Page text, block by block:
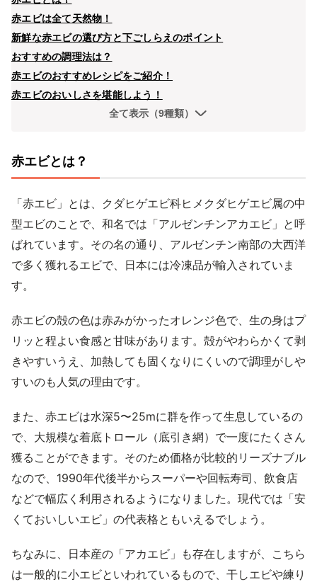
赤エビは全て天然物！
新鮮な赤エビの選び方と下ごしらえのポイント
おすすめの調理法は？
赤エビのおすすめレシピをご紹介！
赤エビのおいしさを堪能しよう！
全て表示（9種類）
赤エビとは？
「赤エビ」とは、クダヒゲエビ科ヒメクダヒゲエビ属の中
型エビのことで、和名では「アルゼンチンアカエビ」と呼
ばれています。その名の通り、アルゼンチン南部の大西洋
で多く獲れるエビで、日本には冷凍品が輸入されていま
す。
赤エビの殻の色は赤みがかったオレンジ色で、生の身はプ
リッと程よい食感と甘味があります。殻がやわらかくて剥
きやすいうえ、加熱しても固くなりにくいので調理がしや
すいのも人気の理由です。
また、赤エビは水深5〜25mに群を作って生息しているの
で、大規模な着底トロール（底引き網）で一度にたくさん
獲ることができます。そのため価格が比較的リーズナブル
なので、1990年代後半からスーパーや回転寿司、飲食店
などで幅広く利用されるようになりました。現代では「安
くておいしいエビ」の代表格ともいえるでしょう。
ちなみに、日本産の「アカエビ」も存在しますが、こちら
は一般的に小エビといわれているもので、干しエビや練り